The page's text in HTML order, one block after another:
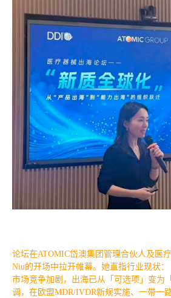
论坛在ATOMIC岱澳集团管理合伙人及医
Niu的开场中拉开帷幕。她直指行业现状：
市场竞争加剧，出海已从「可选项」变为
调，在欧盟MDR/IVDR新规实施、一带一